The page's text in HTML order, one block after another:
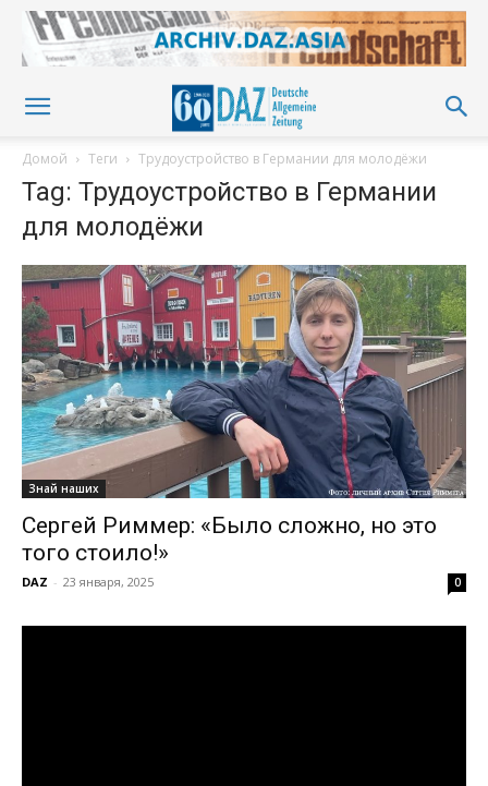
Домой Теги Трудоустройство в Германии для молодёжи
Tag: Трудоустройство в Германии
для молодёжи
Знай наших
Сергей Риммер: «Было сложно, но это
того стоило!»
DAZ - 23 января, 2025 0